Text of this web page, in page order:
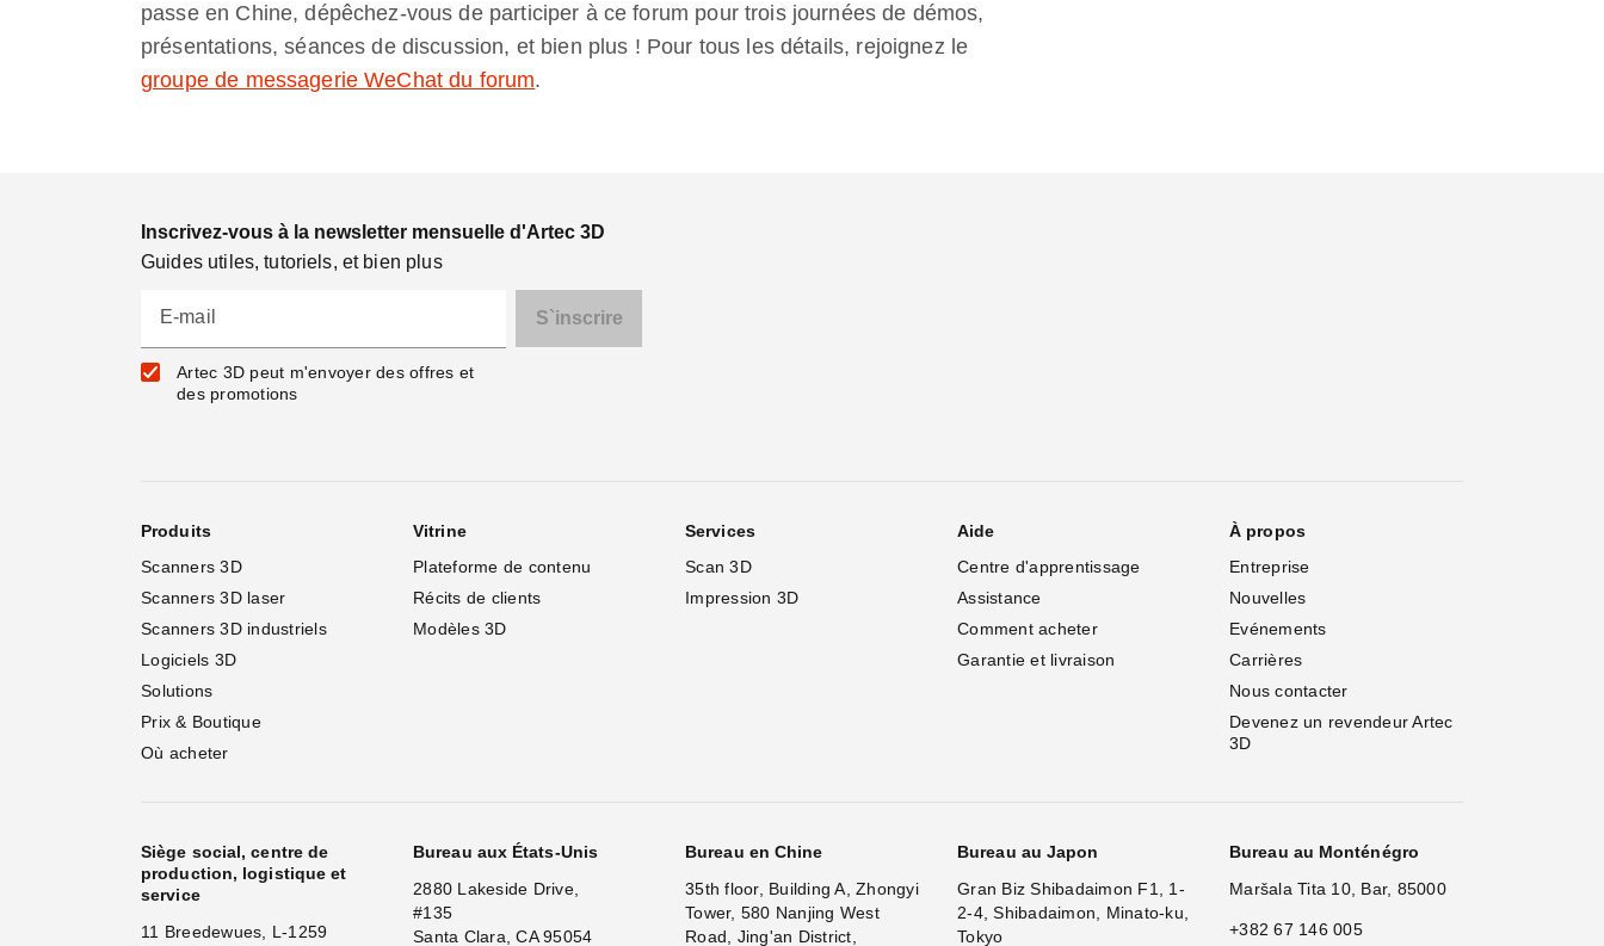
passe en Chine, dépêchez-vous de participer à ce forum pour trois journées de démos,
présentations, séances de discussion, et bien plus ! Pour tous les détails, rejoignez le
groupe de messagerie WeChat du forum.
Inscrivez-vous à la newsletter mensuelle d'Artec 3D
Guides utiles, tutoriels, et bien plus
E-mail
Artec 3D peut m'envoyer des offres et
des promotions
Produits
Scanners 3D
Scanners 3D laser
Scanners 3D industriels
Logiciels 3D
Solutions
Prix & Boutique
Où acheter
Vitrine
Plateforme de contenu
Récits de clients
Modèles 3D
Services
Scan 3D
Impression 3D
Aide
Centre d'apprentissage
Assistance
Comment acheter
Garantie et livraison
À propos
Entreprise
Nouvelles
Evénements
Carrières
Nous contacter
Devenez un revendeur Artec
3D
Siège social, centre de
production, logistique et
service
11 Breedewues, L-1259
Bureau aux États-Unis
2880 Lakeside Drive,
#135
Santa Clara, CA 95054
Bureau en Chine
35th floor, Building A, Zhongyi
Tower, 580 Nanjing West
Road, Jing'an District,
Bureau au Japon
Gran Biz Shibadaimon F1, 1-
2-4, Shibadaimon, Minato-ku,
Tokyo
Bureau au Monténégro
Maršala Tita 10, Bar, 85000
+382 67 146 005